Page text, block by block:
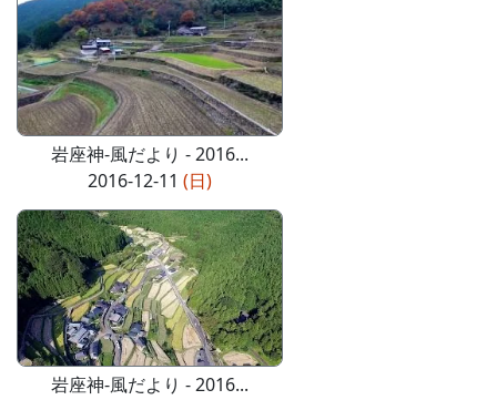
岩座神-風だより - 2016...
2016-12-11 (日)
岩座神-風だより - 2016...